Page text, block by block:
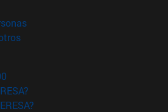
(abre en nueva ventana)
(abre en nueva ventana)